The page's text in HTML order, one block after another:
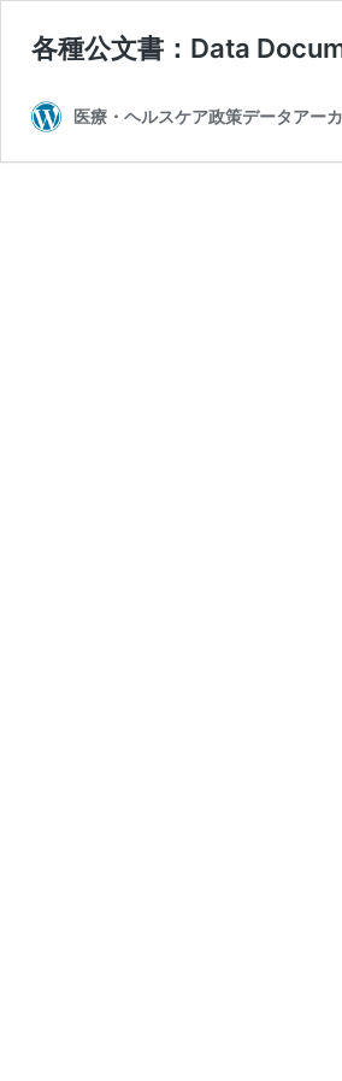
各種公文書：Data
医療・ヘルスケア政策データア